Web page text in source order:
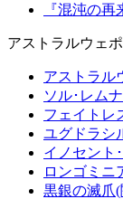
『混沌の
アストラルウェ
アストラル
ソル･レム
フェイトレ
ユグドラシ
イノセント
ロンゴミニ
黒銀の滅爪